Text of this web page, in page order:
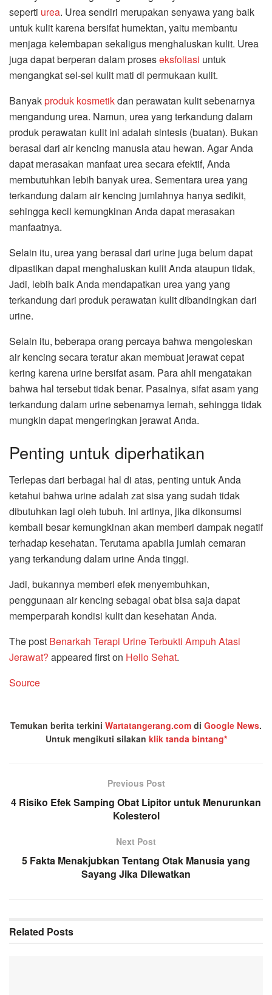
seperti urea. Urea sendiri merupakan senyawa yang baik
untuk kulit karena bersifat humektan, yaitu membantu
menjaga kelembapan sekaligus menghaluskan kulit. Urea
juga dapat berperan dalam proseseksfoliasi untuk
mengangkat sel-sel kulit mati di permukaan kulit.
Banyakproduk kosmetikdan perawatan kulit sebenarnya
mengandung urea. Namun, urea yang terkandung dalam
produk perawatan kulit ini adalah sintesis (buatan). Bukan
berasal dari air kencing manusia atau hewan. Agar Anda
dapat merasakan manfaat urea secara efektif, Anda
membutuhkan lebih banyak urea. Sementara urea yang
terkandung dalam air kencing jumlahnya hanya sedikit,
sehingga kecil kemungkinan Anda dapat merasakan
manfaatnya.
Selain itu, urea yang berasal dari urine juga belum dapat
dipastikan dapat menghaluskan kulit Anda ataupun tidak,
Jadi, lebih baik Anda mendapatkan urea yang yang
terkandung dari produk perawatan kulit dibandingkan dari
urine.
Selain itu, beberapa orang percaya bahwa mengoleskan
air kencing secara teratur akan membuat jerawat cepat
kering karena urine bersifat asam. Para ahli mengatakan
bahwa hal tersebut tidak benar. Pasalnya, sifat asam yang
terkandung dalam urine sebenarnya lemah, sehingga tidak
mungkin dapat mengeringkan jerawat Anda.
Penting untuk diperhatikan
Terlepas dari berbagai hal di atas, penting untuk Anda
ketahui bahwa urine adalah zat sisa yang sudah tidak
dibutuhkan lagi oleh tubuh. Ini artinya, jika dikonsumsi
kembali besar kemungkinan akan memberi dampak negatif
terhadap kesehatan. Terutama apabila jumlah cemaran
yang terkandung dalam urine Anda tinggi.
Jadi, bukannya memberi efek menyembuhkan,
penggunaan air kencing sebagai obat bisa saja dapat
memperparah kondisi kulit dan kesehatan Anda.
The post Benarkah Terapi Urine Terbukti Ampuh Atasi
Jerawat? appeared first on Hello Sehat.
Source
Temukan berita terkini Wartatangerang.com di Google News.
Untuk mengikuti silakan klik tanda bintang*
Previous Post
4 Risiko Efek Samping Obat Lipitor untuk Menurunkan
Kolesterol
Next Post
5 Fakta Menakjubkan Tentang Otak Manusia yang
Sayang Jika Dilewatkan
Related Posts